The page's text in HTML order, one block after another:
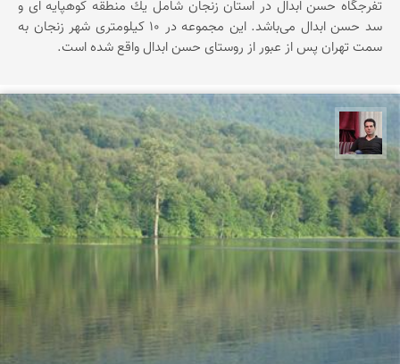
تفرجگاه حسن ابدال در استان زنجان شامل یك منطقه كوهپایه ای و
سد حسن ابدال می‌باشد. این مجموعه در ۱۰ کیلومتری شهر زنجان به
سمت تهران پس از عبور از روستای حسن ابدال واقع شده است.
مجیدرضا افشاریان